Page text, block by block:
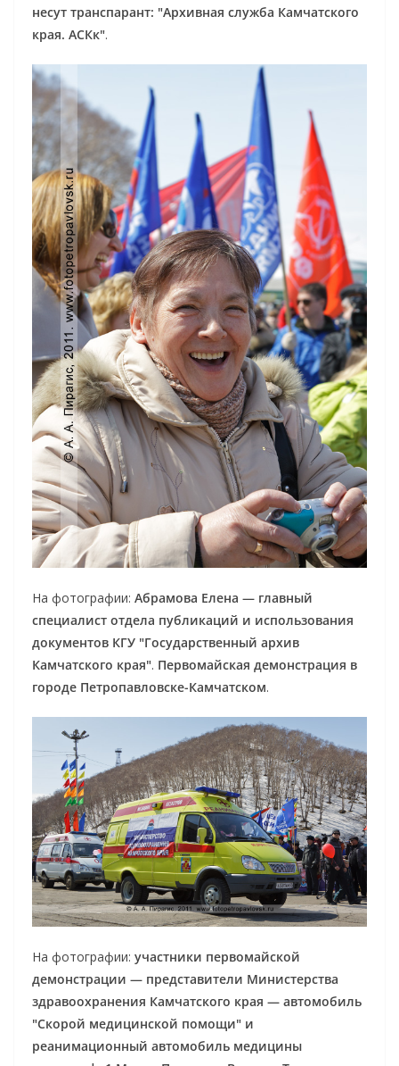
несут транспарант: "Архивная служба Камчатского
края. АСКк".
На фотографии: Абрамова Елена — главный
специалист отдела публикаций и использования
документов КГУ "Государственный архив
Камчатского края". Первомайская демонстрация в
городе Петропавловске-Камчатском.
На фотографии: участники первомайской
демонстрации — представители Министерства
здравоохранения Камчатского края — автомобиль
"Скорой медицинской помощи" и
реанимационный автомобиль медицины